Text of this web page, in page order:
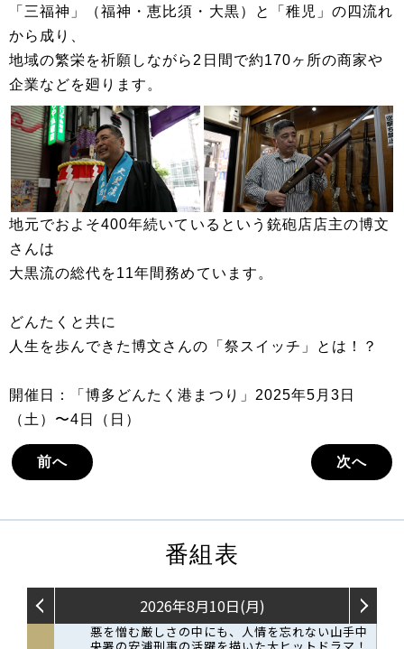
「三福神」（福神・恵比須・大黒）と「稚児」の四流れ
から成り、
地域の繁栄を祈願しながら2日間で約170ヶ所の商家や
企業などを廻ります。
地元でおよそ400年続いているという銃砲店店主の博文
さんは
大黒流の総代を11年間務めています。
どんたくと共に
人生を歩んできた博文さんの「祭スイッチ」とは！？
開催日：「博多どんたく港まつり」2025年5月3日
（土）〜4日（日）
前へ 次へ
番組表